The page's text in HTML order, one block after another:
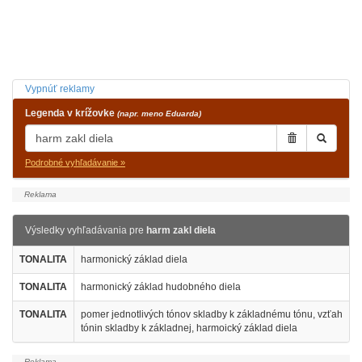
Vypnúť reklamy
Legenda v krížovke (napr. meno Eduarda)
Podrobné vyhľadávanie »
Výsledky vyhľadávania pre harm zakl diela
TONALITA harmonický základ diela
TONALITA harmonický základ hudobného diela
TONALITA
pomer jednotlivých tónov skladby k základnému tónu, vzťah
tónin skladby k základnej, harmoický základ diela